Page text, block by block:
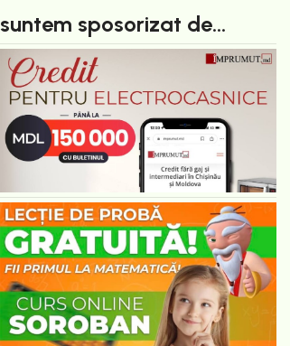
suntem sposorizat de...